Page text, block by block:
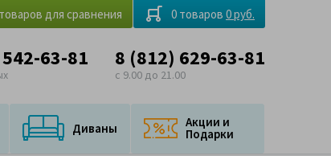
для сравнения 0 товаров 0 руб.
63-81 8 (812) 629-63-81
с 9.00 до 21.00
Диваны Акции и
Подарки